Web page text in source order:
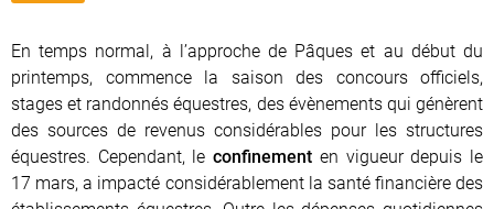
En temps normal, à l’approche de Pâques et au début du
printemps, commence la saison des concours officiels,
stages et randonnés équestres, des évènements qui génèrent
des sources de revenus considérables pour les structures
équestres. Cependant, leconfinement en vigueur depuis le
17 mars, a impacté considérablement la santé financière des